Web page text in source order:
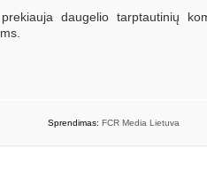
daugelio tarptautinių
Sprendimas: FCR Media Lietuva